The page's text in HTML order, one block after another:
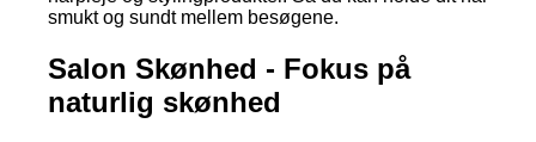
smukt og sundt mellem besøgene.
Salon Skønhed - Fokus på
naturlig skønhed